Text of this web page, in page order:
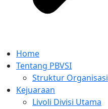
Home
Tentang PBVSI
Struktur Organisasi
Kejuaraan
Livoli Divisi Utama